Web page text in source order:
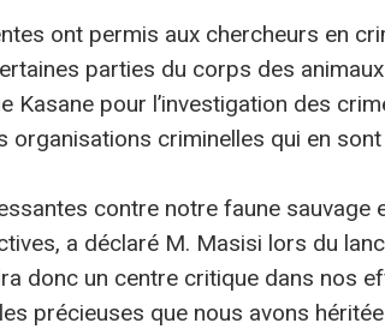
ont permis aux chercheurs en
parties du corps des
Kasane pour l’investigation des
organisations criminelles qui en
contre notre faune sauvage
a déclaré M. Masisi lors du
donc un centre critique dans nos
précieuses que nous avons